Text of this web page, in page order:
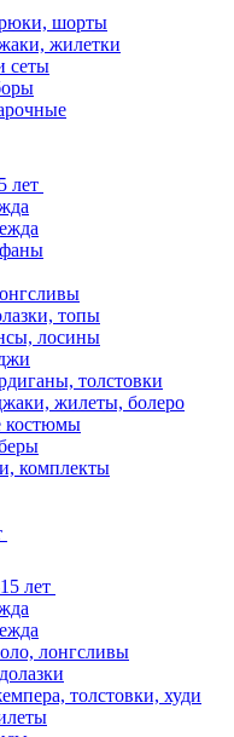
шорты
жилетки
сеты
лет
топы
лосины
толстовки
жилеты, болеро
костюмы
комплекты
лет
лонгсливы
толстовки, худи